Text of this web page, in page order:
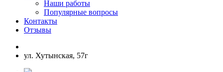
Наши работы
Популярные вопросы
Контакты
Отзывы
ул. Хутынская, 57г